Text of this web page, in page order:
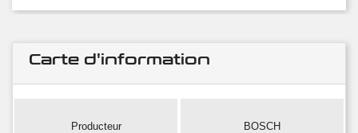
Carte d'information
Producteur BOSCH